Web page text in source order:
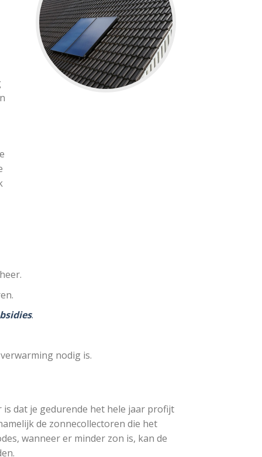
.
nodig is.
dat je gedurende het hele jaar profijt
de zonnecollectoren die het
wanneer er minder zon is, kan de